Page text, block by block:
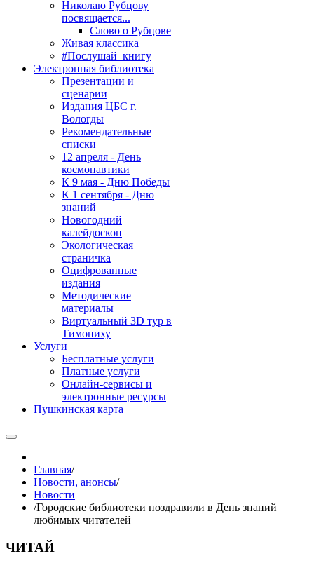
Николаю Рубцову
посвящается...
Слово о Рубцове
Живая классика
#Послушай_книгу
Электронная библиотека
Презентации и
сценарии
Издания ЦБС г.
Вологды
Рекомендательные
списки
12 апреля - День
космонавтики
К 9 мая - Дню Победы
К 1 сентября - Дню
знаний
Новогодний
калейдоскоп
Экологическая
страничка
Оцифрованные
издания
Методические
материалы
Виртуальный 3D тур в
Тимониху
Услуги
Бесплатные услуги
Платные услуги
Онлайн-сервисы и
электронные ресурсы
Пушкинская карта
Главная/
Новости, анонсы/
Новости
/Городские библиотеки поздравили в День знаний
любимых читателей
ЧИТАЙ